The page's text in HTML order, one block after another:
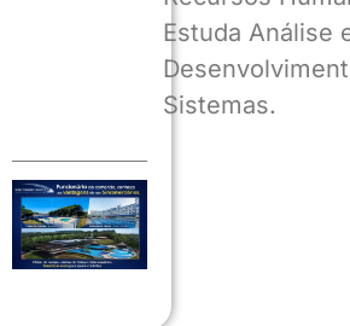
Estuda Análise
Sistemas.